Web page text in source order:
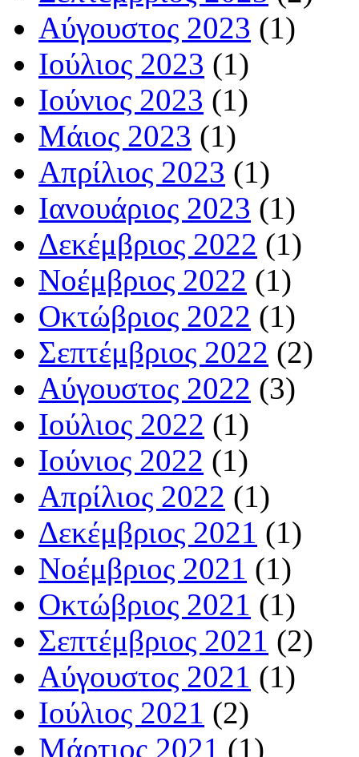
Αύγουστος 2023 (1)
Ιούλιος 2023 (1)
Ιούνιος 2023 (1)
Μάιος 2023 (1)
Απρίλιος 2023 (1)
Ιανουάριος 2023 (1)
Δεκέμβριος 2022 (1)
Νοέμβριος 2022 (1)
Οκτώβριος 2022 (1)
Σεπτέμβριος 2022 (2)
Αύγουστος 2022 (3)
Ιούλιος 2022 (1)
Ιούνιος 2022 (1)
Απρίλιος 2022 (1)
Δεκέμβριος 2021 (1)
Νοέμβριος 2021 (1)
Οκτώβριος 2021 (1)
Σεπτέμβριος 2021 (2)
Αύγουστος 2021 (1)
Ιούλιος 2021 (2)
Μάρτιος 2021 (1)